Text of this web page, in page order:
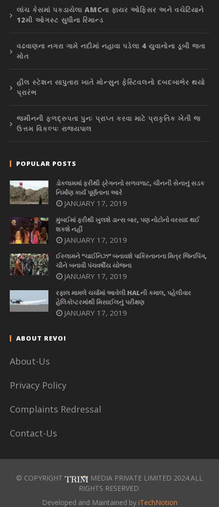
લાંચ કેસમાં પકડાયેલા AMCના ફાયર ઓફિસર અને વચેટિયાને
12મી ઓગસ્ટ સુધીના રિમાન્ડ
વઢવાણના નગરા ગામે નદીમાં નહાવા પડેલા 4 યુવાનોના ડૂબી જતા
મોત
હીલ સ્ટેશન સાપુતારા ખાતે મોન્સુન ફેસ્ટિવલનો દબદબાભેર થયો
પ્રારંભ
જમીનની ફળદ્રુપતા પુનઃ પ્રાપ્ત કરવા માટે પ્રાકૃતિક ખેતી જ
ઉત્તમ વિકલ્પઃ રાજ્યપાલ
POPULAR POSTS
ડોકલામમાં ફરીથી ડ્રેગનનો સળવળાટ, ચીનની સેનાનું સડક
નિર્માણ કાર્ય પૂર્ણતાના આરે
JANUARY 17, 2019
મુંબઈમાં ફરીથી ખુલશે ડાન્સ બાર, પણ નોટોનો વરસાદ થઈ
શકશે નહીં
JANUARY 17, 2019
ઈસ્લામને “ચાઈનિઝ” બનાવશે પાકિસ્તાનના મિત્ર જિનપિંગ,
ચીને બનાવી પંચવર્ષીય યોજના
JANUARY 17, 2019
રફાલ મામલે ચર્ચામાં આવેલી HALની કમાલ, પહેલીવાર
હેલિકોપ્ટરમાંથી મિસાઈલનું પરીક્ષણ
JANUARY 17, 2019
ABOUT REVOI
About-Us
Privacy Policy
Complaints Redressal
Contact-Us
© COPYRIGHT
MEDIA PRIVATE LIMITED 2024.ALL
RIGHTS RESERVED.
Developed and Maintained by iTechNotion